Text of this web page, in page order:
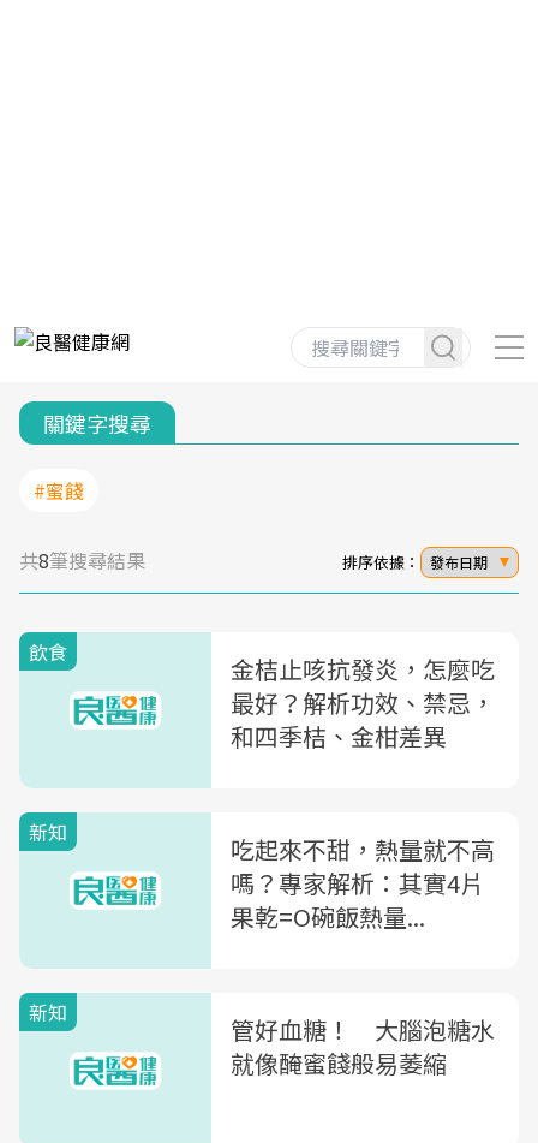
關鍵字搜尋
#蜜餞
共8筆搜尋結果 排序依據： 發布日期
飲食
金桔止咳抗發炎，怎麼吃
最好？解析功效、禁忌，
和四季桔、金柑差異
新知
吃起來不甜，熱量就不高
嗎？專家解析：其實4片
果乾=O碗飯熱量...
新知
管好血糖！ 大腦泡糖水
就像醃蜜餞般易萎縮